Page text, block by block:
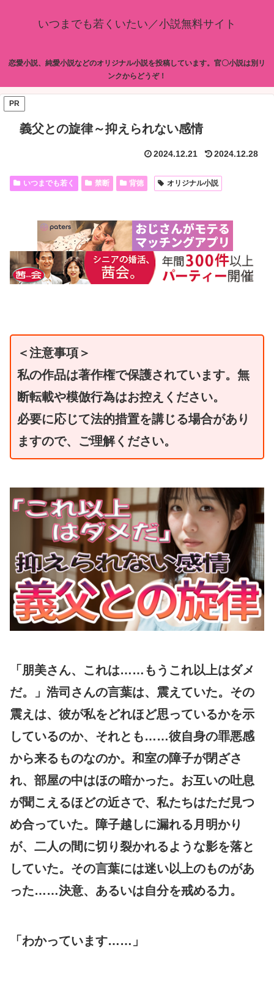
いつまでも若くいたい／小説無料サイト
恋愛小説、純愛小説などのオリジナル小説を投稿しています。官〇小説は別リ
ンクからどうぞ！
PR
義父との旋律～抑えられない感情
2024.12.21 2024.12.28
いつまでも若く 禁断 背徳 オリジナル小説
＜注意事項＞
私の作品は著作権で保護されています。無
断転載や模倣行為はお控えください。
必要に応じて法的措置を講じる場合があり
ますので、ご理解ください。
「朋美さん、これは……もうこれ以上はダメ
だ。」浩司さんの言葉は、震えていた。その
震えは、彼が私をどれほど思っているかを示
しているのか、それとも……彼自身の罪悪感
から来るものなのか。和室の障子が閉ざさ
れ、部屋の中はほの暗かった。お互いの吐息
が聞こえるほどの近さで、私たちはただ見つ
め合っていた。障子越しに漏れる月明かり
が、二人の間に切り裂かれるような影を落と
していた。その言葉には迷い以上のものがあ
った……決意、あるいは自分を戒める力。
「わかっています……」